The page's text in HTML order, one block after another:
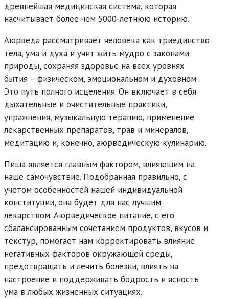
древнейшая медицинская система, которая
насчитывает более чем 5000-летнюю историю.
Аюрведа рассматривает человека как триединство
тела, ума и духа и учит жить мудро с законами
природы, сохраняя здоровье на всех уровнях
бытия – физическом, эмоциональном и духовном.
Это путь полного исцеления. Он включает в себя
дыхательные и очистительные практики,
упражнения, музыкальную терапию, применение
лекарственных препаратов, трав и минералов,
медитацию и, конечно, аюрведическую кулинарию.
Пища является главным фактором, влияющим на
наше самочувствие. Подобранная правильно, с
учетом особенностей нашей индивидуальной
конституции, она будет для нас лучшим
лекарством. Аюрведическое питание, с его
сбалансированным сочетанием продуктов, вкусов и
текстур, помогает нам корректировать влияние
негативных факторов окружающей среды,
предотвращать и лечить болезни, влиять на
настроение и поддерживать бодрость и ясность
ума в любых жизненных ситуациях.